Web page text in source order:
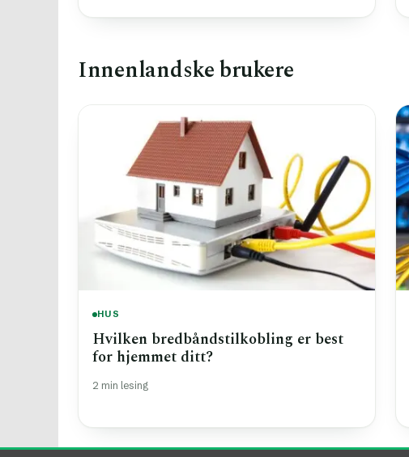
Innenlandske brukere
HUS
Hvilken bredbåndstilkobling er best
for hjemmet ditt?
2 min lesing